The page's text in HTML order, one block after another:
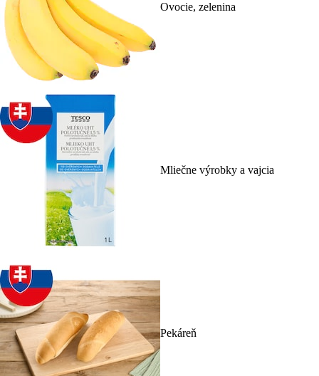
Ovocie, zelenina
Mliečne výrobky a vajcia
Pekáreň